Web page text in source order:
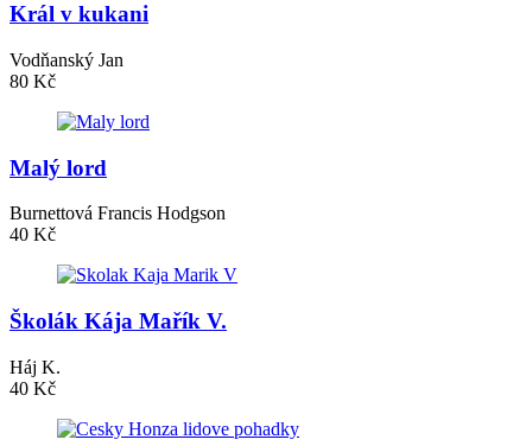
Král v kukani
Vodňanský Jan
80 Kč
Malý lord
Burnettová Francis Hodgson
40 Kč
Školák Kája Mařík V.
Háj K.
40 Kč